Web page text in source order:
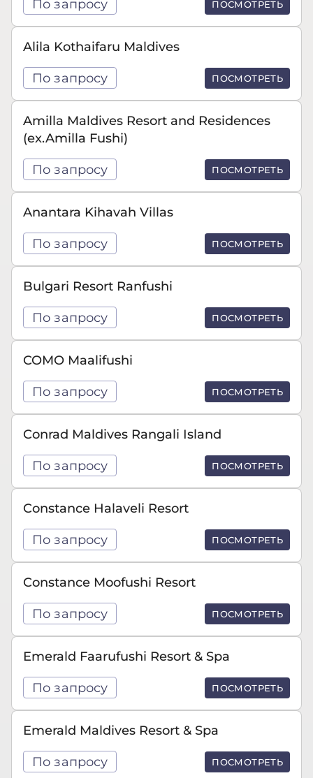
По запросу ПОСМОТРЕТЬ
Alila Kothaifaru Maldives
По запросу ПОСМОТРЕТЬ
Amilla Maldives Resort and Residences
(ex.Amilla Fushi)
По запросу ПОСМОТРЕТЬ
Anantara Kihavah Villas
По запросу ПОСМОТРЕТЬ
Bulgari Resort Ranfushi
По запросу ПОСМОТРЕТЬ
COMO Maalifushi
По запросу ПОСМОТРЕТЬ
Conrad Maldives Rangali Island
По запросу ПОСМОТРЕТЬ
Constance Halaveli Resort
По запросу ПОСМОТРЕТЬ
Constance Moofushi Resort
По запросу ПОСМОТРЕТЬ
Emerald Faarufushi Resort & Spa
По запросу ПОСМОТРЕТЬ
Emerald Maldives Resort & Spa
По запросу ПОСМОТРЕТЬ